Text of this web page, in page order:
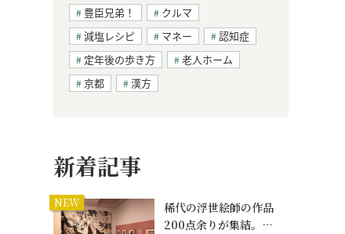
豊臣兄弟！
クルマ
減塩レシピ
マネー
認知症
定年後の歩き方
老人ホーム
京都
漢方
新着記事
NEW
稀代の浮世絵師の作品
200点余りが集結。…